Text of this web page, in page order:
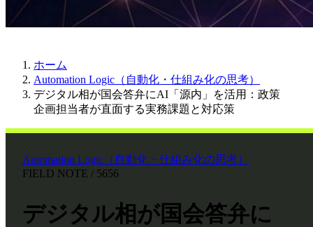
ホーム
Automation Logic（自動化・仕組み化の思考）
デジタル相が国会答弁にAI「源内」を活用：政策
企画担当者が直面する実務課題と対応策
Automation Logic（自動化・仕組み化の思考）
FIELD NOTE / 5656
デジタル相が国会答弁に